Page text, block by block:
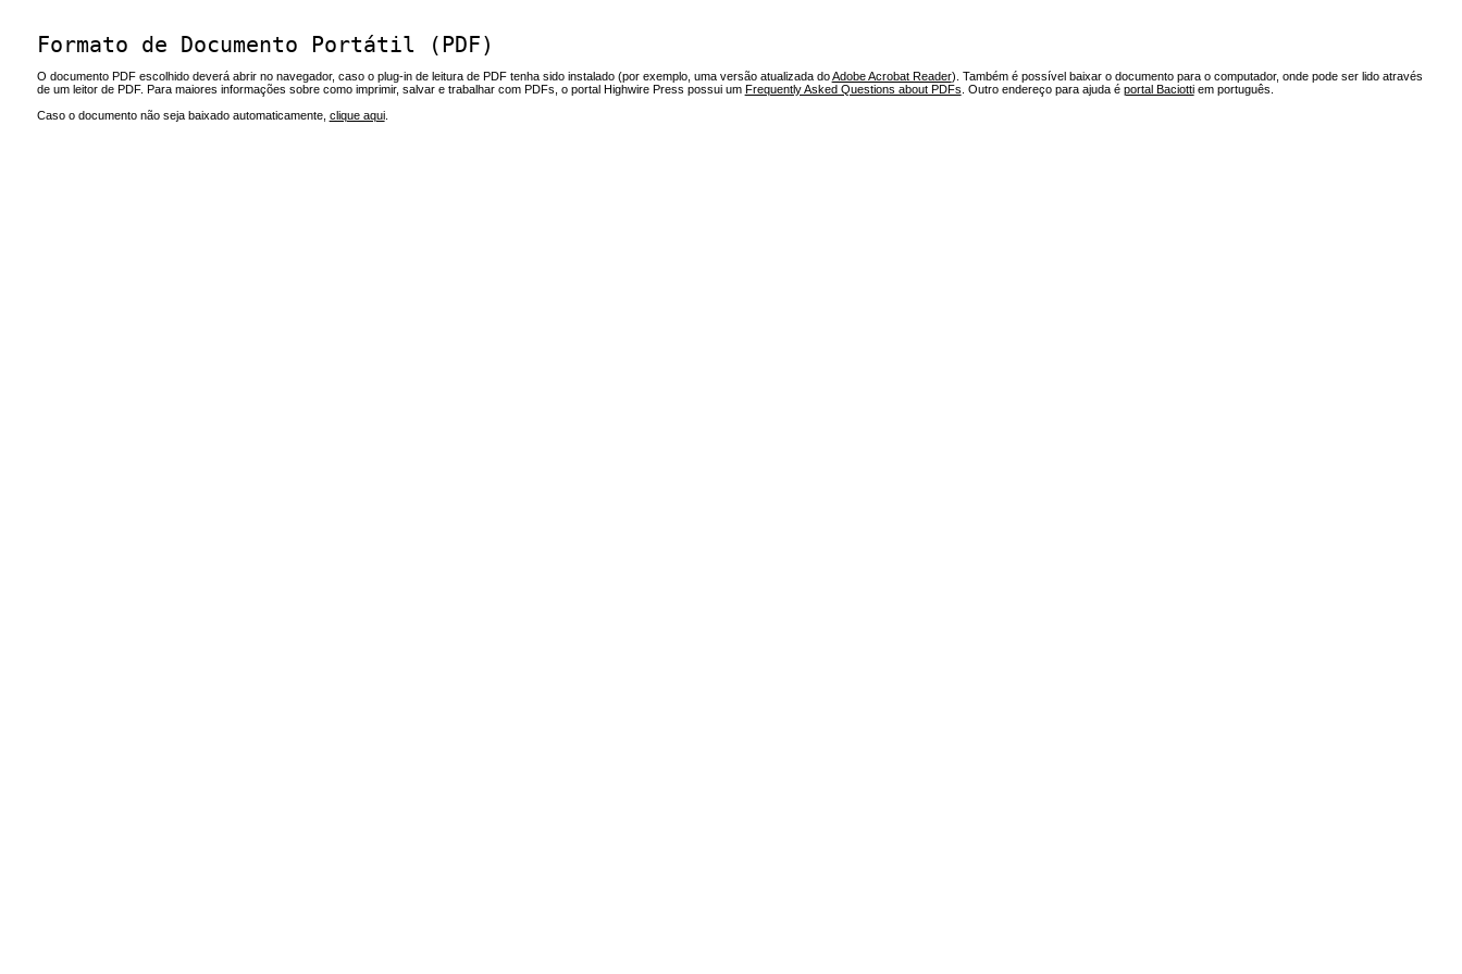
Formato de Documento Portátil (PDF)
O documento PDF escolhido deverá abrir no navegador, caso o plug-in de leitura de PDF tenha sido instalado (por exemplo, uma versão atualizada doAdobe Acrobat Reader). Também é possível baixar o documento para o computador, onde pode ser lido através
de um leitor de PDF. Para maiores informações sobre como imprimir, salvar e trabalhar com PDFs, o portal Highwire Press possui um Frequently Asked Questions about PDFs . Outro endereço para ajuda é portal Baciottiem português.
Caso o documento não seja baixado automaticamente, clique aqui.